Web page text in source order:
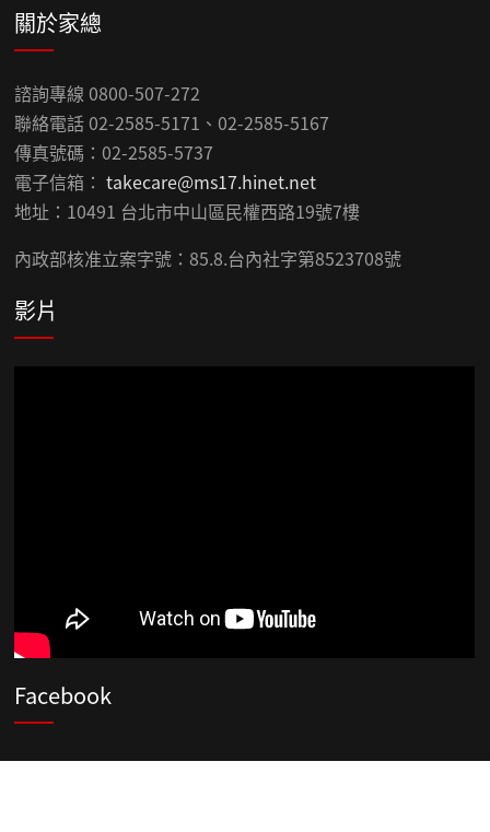
關於家總
諮詢專線 0800-507-272
聯絡電話 02-2585-5171、02-2585-5167
傳真號碼：02-2585-5737
電子信箱：takecare@ms17.hinet.net
地址：10491 台北市中山區民權西路19號7樓
內政部核准立案字號：85.8.台內社字第8523708號
影片
Facebook